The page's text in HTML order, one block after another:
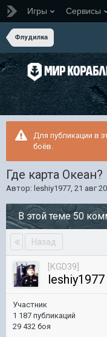
Игры Сервисы
Флудилка
Для публикации в
боёв.
Где карта Океан?
Автор: leshiy1977, 21 авг
В этой теме 50
Назад
[KGD39]
leshiy1977
Участник
1 187 публикаций
29 432 боя